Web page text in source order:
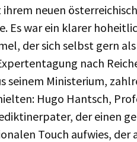
neuen
Es war ein klarer
der sich selbst gern
nach
seinem Ministerium,
Hugo Hantsch,
der einen
Touch aufwies, der